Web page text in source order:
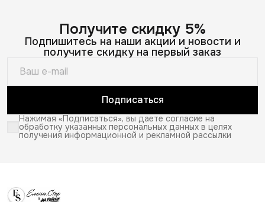
Получите скидку 5%
Подпишитесь на наши акции и новости и
получите скидку на первый заказ
Подписаться
Нажимая «Подписаться», вы даете согласие на
обработку указанных персональных данных в целях
получения информационной и рекламной рассылки